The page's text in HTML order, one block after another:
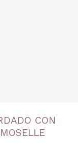
CON